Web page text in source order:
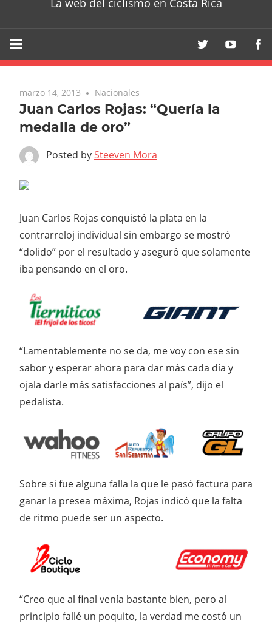
La web del ciclismo en Costa Rica
marzo 14, 2013 Nacionales
Juan Carlos Rojas: “Quería la
medalla de oro”
Posted bySteeven Mora
Juan Carlos Rojas conquistó la plata en la
contrarreloj individual sin embargo se mostró
“dolido” por el resultado y aseguró que solamente
iba pensando en el oro.
“Lamentablemente no se da, me voy con ese sin
sabor y esperar ahora para dar más cada día y
ojala darle más satisfacciones al país”, dijo el
pedalista.
Sobre si fue alguna falla la que le pasó factura para
ganar la presea máxima, Rojas indicó que la falta
de ritmo puede ser un aspecto.
“Creo que al final venía bastante bien, pero al
principio fallé un poquito, la verdad me costó un